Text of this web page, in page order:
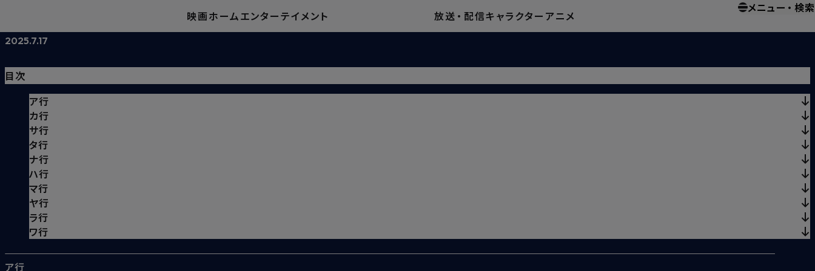
映画ホームエンターテイメント 放送 ・ 配信キャラクター アニメ
メニュー ・ 検索
2025.7.17
目次
ア行
カ行
サ行
タ行
ナ行
ハ行
マ行
ヤ行
ラ行
ワ行
ア行